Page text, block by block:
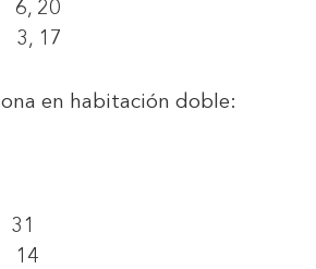
20
17
en habitación doble:
14